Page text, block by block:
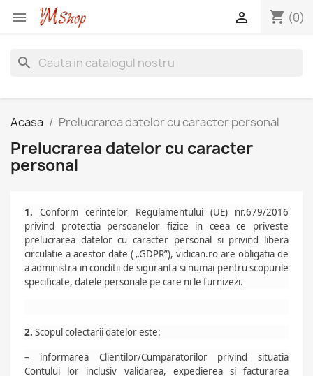
 shopping_cart (0)

search
Acasa Prelucrarea datelor cu caracter personal
Prelucrarea datelor cu caracter
personal
1.Conform cerintelor Regulamentului (UE) nr.679/2016
privind protectia persoanelor fizice in ceea ce priveste
prelucrarea datelor cu caracter personal si privind libera
circulatie a acestor date ( „GDPR”), vidican.ro are obligatia de
a administra in conditii de siguranta si numai pentru scopurile
specificate, datele personale pe care ni le furnizezi.
2. Scopul colectarii datelor este:
– informarea Clientilor/Cumparatorilor privind situatia
Contului lor inclusiv validarea, expedierea si facturarea